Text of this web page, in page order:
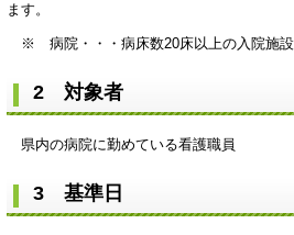
ます。
※ 病院・・・病床数20床以上の入院施設
2 対象者
県内の病院に勤めている看護職員
3 基準日